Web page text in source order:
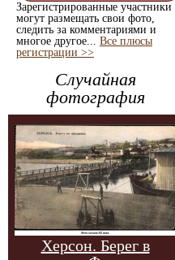
Зарегистрированные участники
могут размещать свои фото,
следить за комментариями и
многое другое... Все плюсы
регистрации >>
Случайная
фотография
Херсон. Берег в